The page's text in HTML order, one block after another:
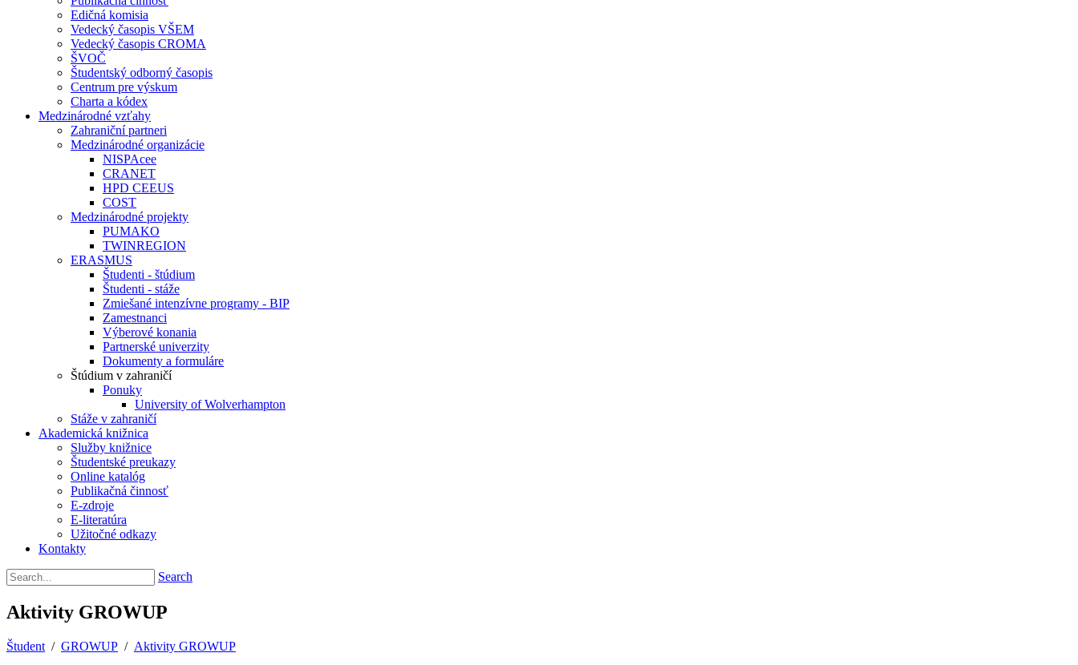
Edičná komisia
Vedecký časopis VŠEM
Vedecký časopis CROMA
ŠVOČ
Študentský odborný časopis
Centrum pre výskum
Charta a kódex
Medzinárodné vzťahy
Zahraniční partneri
Medzinárodné organizácie
NISPAcee
CRANET
HPD CEEUS
COST
Medzinárodné projekty
PUMAKO
TWINREGION
ERASMUS
Študenti - štúdium
Študenti - stáže
Zmiešané intenzívne programy - BIP
Zamestnanci
Výberové konania
Partnerské univerzity
Dokumenty a formuláre
Štúdium v zahraničí
Ponuky
University of Wolverhampton
Stáže v zahraničí
Akademická knižnica
Služby knižnice
Študentské preukazy
Online katalóg
Publikačná činnosť
E-zdroje
E-literatúra
Užitočné odkazy
Kontakty
Search
Aktivity GROWUP
Študent / GROWUP / Aktivity GROWUP